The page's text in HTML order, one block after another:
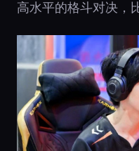
高水平的格斗对决，